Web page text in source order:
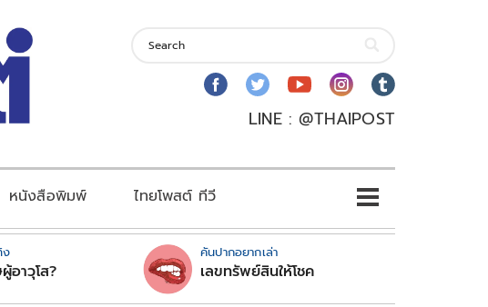
LINE : @THAIPOST
หนังสือพิมพ์ ไทยโพสต์ ทีวี
ง
อาวุโส?
คันปากอยากเล่า
เลขทรัพย์สินให้โชค